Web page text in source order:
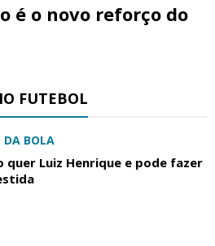
é o novo reforço do
FUTEBOL
DA BOLA
quer Luiz Henrique e pode fazer